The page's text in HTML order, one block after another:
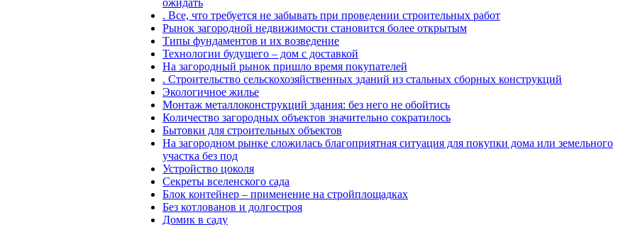
ожидать
. Все, что требуется не забывать при проведении строительных работ
Рынок загородной недвижимости становится более открытым
Типы фундаментов и их возведение
Технологии будущего – дом с доставкой
На загородный рынок пришло время покупателей
. Строительство сельскохозяйственных зданий из стальных сборных конструкций
Экологичное жилье
Монтаж металлоконструкций здания: без него не обойтись
Количество загородных объектов значительно сократилось
Бытовки для строительных объектов
На загородном рынке сложилась благоприятная ситуация для покупки дома или земельного
участка без под
Устройство цоколя
Секреты вселенского сада
Блок контейнер – применение на стройплощадках
Без котлованов и долгостроя
Домик в саду